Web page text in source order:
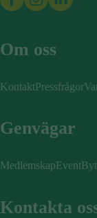
Om oss
KontaktPressfrågor
Genvägar
MedlemskapEvent
Kontakta